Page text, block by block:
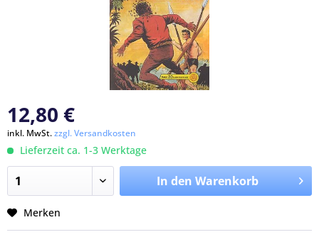
12,80 €
inkl. MwSt.zzgl. Versandkosten
Lieferzeit ca. 1-3 Werktage
In den Warenkorb
Merken